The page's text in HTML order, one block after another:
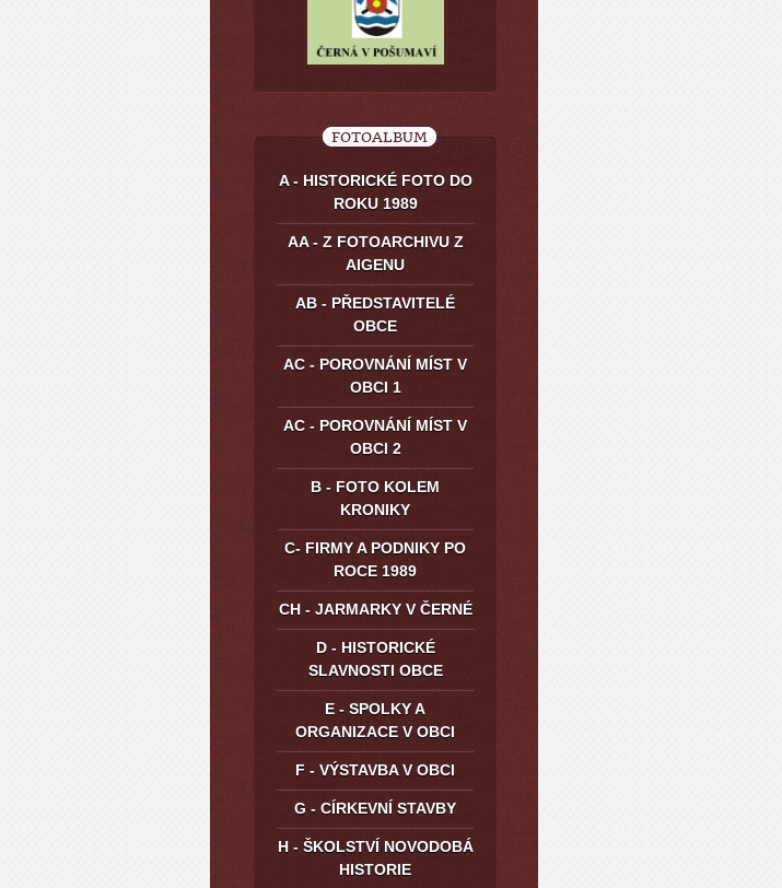
FOTOALBUM
A - HISTORICKÉ FOTO DO
ROKU 1989
AA - Z FOTOARCHIVU Z
AIGENU
AB - PŘEDSTAVITELÉ
OBCE
AC - POROVNÁNÍ MÍST V
OBCI 1
AC - POROVNÁNÍ MÍST V
OBCI 2
B - FOTO KOLEM
KRONIKY
C- FIRMY A PODNIKY PO
ROCE 1989
CH - JARMARKY V ČERNÉ
D - HISTORICKÉ
SLAVNOSTI OBCE
E - SPOLKY A
ORGANIZACE V OBCI
F - VÝSTAVBA V OBCI
G - CÍRKEVNÍ STAVBY
H - ŠKOLSTVÍ NOVODOBÁ
HISTORIE